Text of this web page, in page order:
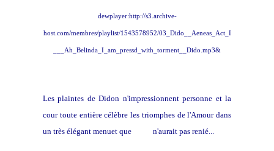
dewplayer:http://s3.archive-
host.com/membres/playlist/1543578952/03_Dido__Aeneas_Act_I
___Ah_Belinda_I_am_pressd_with_torment__Dido.mp3&
Les plaintes de Didon n'impressionnent personne et la
cour toute entière célèbre les triomphes de l'Amour dans
un très élégant menuet que
n'aurait pas renié...